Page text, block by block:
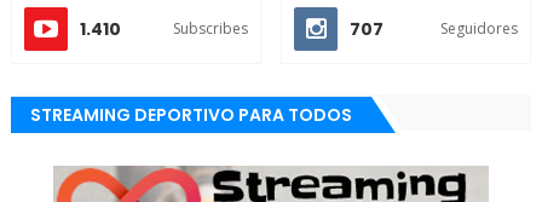
1.410 Subscribes 707 Seguidores
STREAMING DEPORTIVO PARA TODOS